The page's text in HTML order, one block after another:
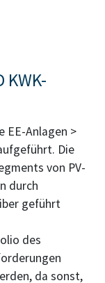
KWK-
EE-Anlagen >
Die
von PV-
durch
geführt
des
da sonst,